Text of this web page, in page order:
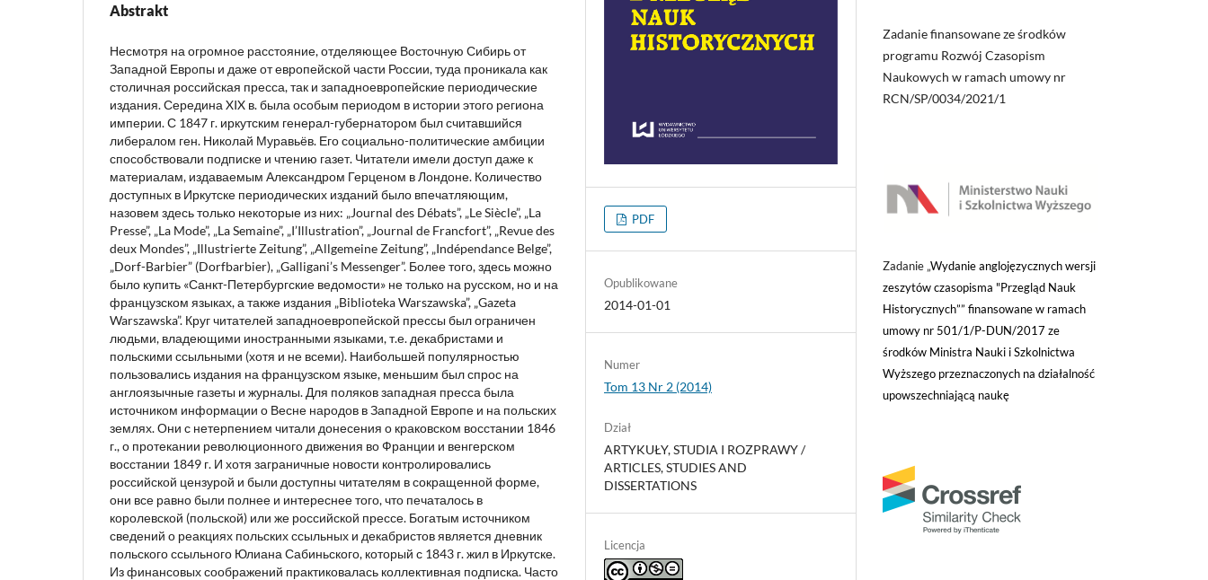
Abstrakt
Несмотря на огромное расстояние, отделяющее Восточную Сибирь от
Западной Европы и даже от европейской части России, туда проникала как
столичная российская пресса, так и западноевропейские периодические
издания. Середина XIX в. была особым периодом в истории этого региона
империи. С 1847 г. иркутским генерал-губернатором был считавшийся
либералом ген. Николай Муравьёв. Его социально-политические амбиции
способствовали подписке и чтению газет. Читатели имели доступ даже к
материалам, издаваемым Александром Герценом в Лондоне. Количество
доступных в Иркутске периодических изданий было впечатляющим,
назовем здесь только некоторые из них: „Journal des Débats”, „Le Siècle”, „La
Presse”, „La Mode”, „La Semaine”, „I’Illustration”, „Journal de Francfort”, „Revue des
deux Mondes”, „Illustrierte Zeitung”, „Allgemeine Zeitung”, „Indépendance Belge”,
„Dorf-Barbier” (Dorfbarbier), „Galligani’s Messenger”. Более того, здесь можно
было купить «Санкт-Петербургские ведомости» не только на русском, но и на
французском языках, а также издания „Biblioteka Warszawska”, „Gazeta
Warszawska”. Круг читателей западноевропейской прессы был ограничен
людьми, владеющими иностранными языками, т.е. декабристами и
польскими ссыльными (хотя и не всеми). Наибольшей популярностью
пользовались издания на французском языке, меньшим был спрос на
англоязычные газеты и журналы. Для поляков западная пресса была
источником информации о Весне народов в Западной Европе и на польских
землях. Они с нетерпением читали донесения о краковском восстании 1846
г., о протекании революционного движения во Франции и венгерском
восстании 1849 г. И хотя заграничные новости контролировались
российской цензурой и были доступны читателям в сокращенной форме,
они все равно были полнее и интереснее того, что печаталось в
королевской (польской) или же российской прессе. Богатым источником
сведений о реакциях польских ссыльных и декабристов является дневник
польского ссыльного Юлиана Сабиньского, который с 1843 г. жил в Иркутске.
Из финансовых соображений практиковалась коллективная подписка. Часто
PDF
Opublikowane
2014-01-01
Numer
Tom 13 Nr 2 (2014)
Dział
ARTYKUŁY, STUDIA I ROZPRAWY /
ARTICLES, STUDIES AND
DISSERTATIONS
Licencja
Zadanie finansowane ze środków
programu Rozwój Czasopism
Naukowych w ramach umowy nr
RCN/SP/0034/2021/1
Zadanie „Wydanie anglojęzycznych wersji
zeszytów czasopisma "Przegląd Nauk
Historycznych”” finansowane w ramach
umowy nr 501/1/P-DUN/2017 ze
środków Ministra Nauki i Szkolnictwa
Wyższego przeznaczonych na działalność
upowszechniającą naukę